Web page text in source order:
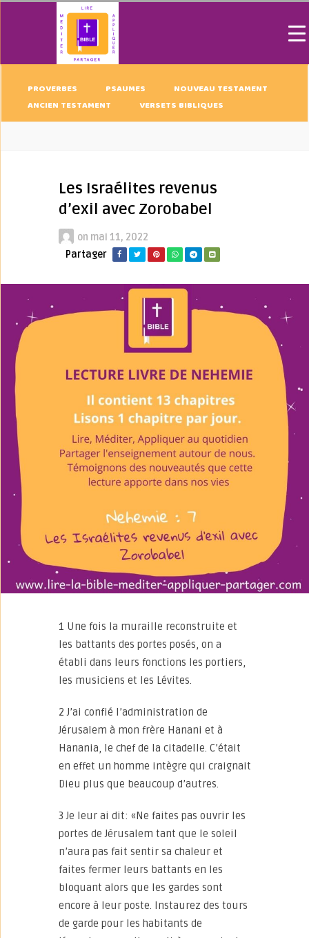
PROVERBES PSAUMES
NOUVEAU TESTAMENT
ANCIEN TESTAMENT
VERSETS BIBLIQUES
Les Israélites revenus
d’exil avec Zorobabel
on mai 11, 2022
Partager
1 Une fois la muraille reconstruite et
les battants des portes posés, on a
établi dans leurs fonctions les portiers,
les musiciens et les Lévites.
2 J’ai confié l’administration de
Jérusalem à mon frère Hanani et à
Hanania, le chef de la citadelle. C’était
en effet un homme intègre qui craignait
Dieu plus que beaucoup d’autres.
3 Je leur ai dit: «Ne faites pas ouvrir les
portes de Jérusalem tant que le soleil
n’aura pas fait sentir sa chaleur et
faites fermer leurs battants en les
bloquant alors que les gardes sont
encore à leur poste. Instaurez des tours
de garde pour les habitants de